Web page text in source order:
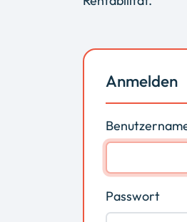
Anmelden
Passwort